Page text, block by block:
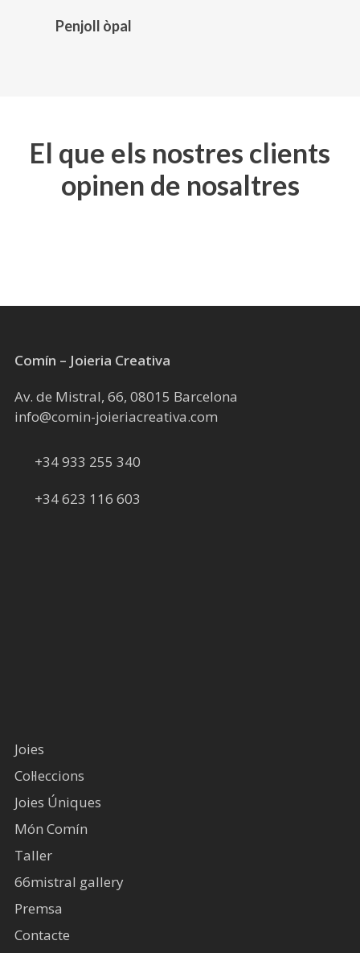
a
Penjoll òpal
El que els nostres clients
opinen de nosaltres
Comín – Joieria Creativa
Av. de Mistral, 66, 08015 Barcelona
info@comin-joieriacreativa.com
+34 933 255 340
+34 623 116 603
Joies
Col·leccions
Joies Úniques
Món Comín
Taller
66mistral gallery
Premsa
Contacte